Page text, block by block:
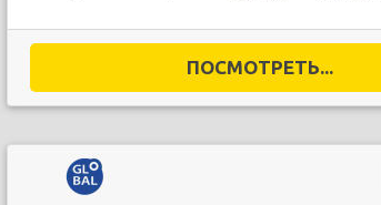
ПОСМОТРЕТЬ...